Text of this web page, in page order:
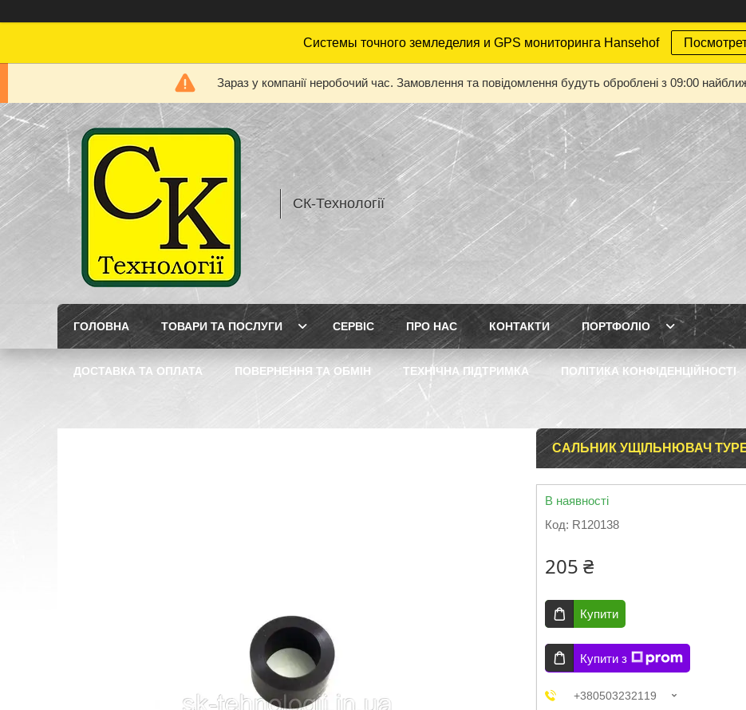
Системы точного земледелия и GPS мониторинга Hansehof
Зараз у компанії неробочий час. Замовлення та повідомлення будуть оброблені з 09:00
СК-Технології
ГОЛОВНА ТОВАРИ ТА ПОСЛУГИ СЕРВІС ПРО НАС КОНТАКТИ ПОРТФОЛІО
ДОСТАВКА ТА ОПЛАТА ПОВЕРНЕННЯ ТА ОБМІН ТЕХНІЧНА ПІДТРИМКА ПОЛІТИКА КОНФІДЕНЦІЙНОСТІ
САЛЬНИК УЩІЛЬНЮВАЧ
В наявності
Код: R120138
205 ₴
Купити
Купити з
+380503232119